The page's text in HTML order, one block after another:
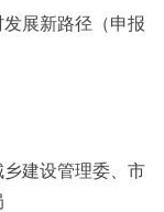
展新路径（申报
建设管理委、市